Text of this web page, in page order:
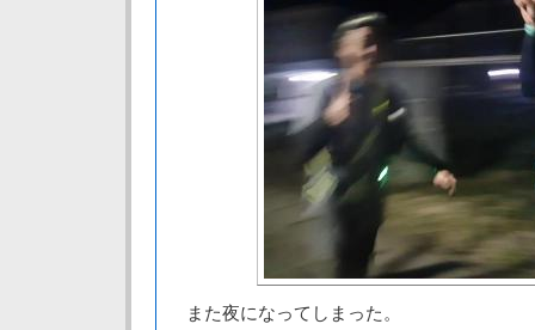
また夜になってしまった。